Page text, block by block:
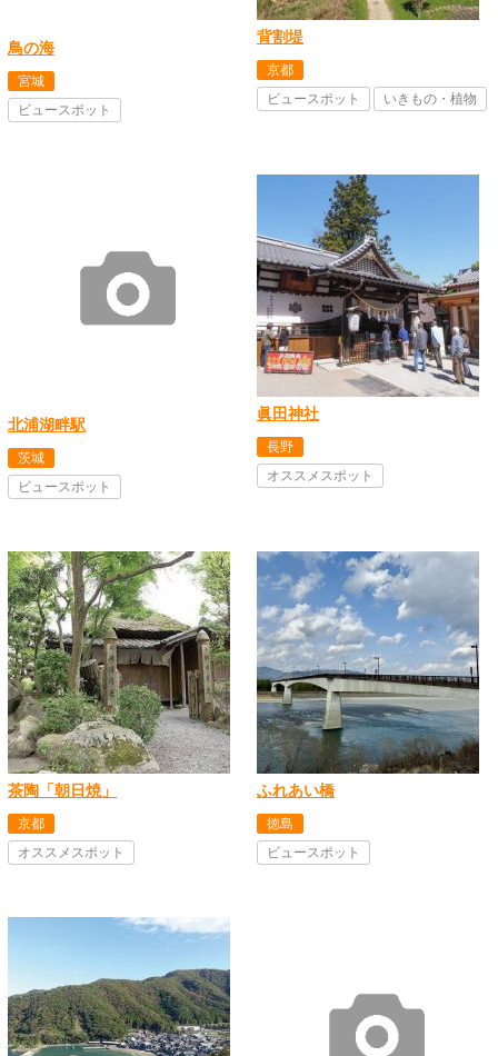
鳥の海
宮城
ビュースポット
背割堤
京都
ビュースポット
いきもの・植物
北浦湖畔駅
茨城
ビュースポット
眞田神社
長野
オススメスポット
茶陶「朝日焼」
京都
オススメスポット
ふれあい橋
徳島
ビュースポット